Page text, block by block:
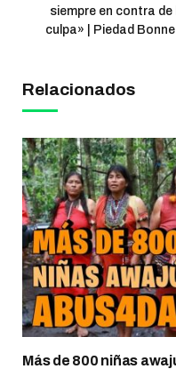
siempre en contra de
culpa» | Piedad
Relacionados
Más de 800 niñas